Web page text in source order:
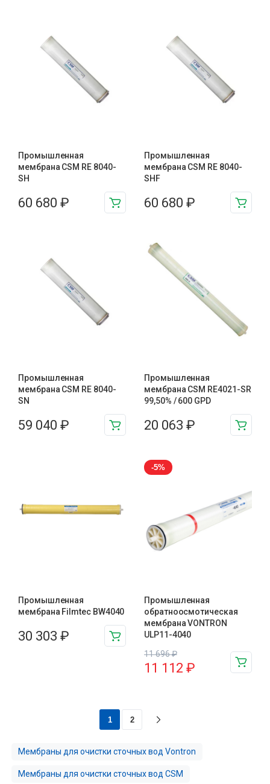
Промышленная
мембрана CSM RE 8040-
SH
60 680 ₽
Промышленная
мембрана CSM RE 8040-
SHF
60 680 ₽
Промышленная
мембрана CSM RE 8040-
SN
59 040 ₽
Промышленная
мембрана CSM RE4021-SR
99,50% / 600 GPD
20 063 ₽
Промышленная
мембрана Filmtec BW4040
30 303 ₽
-5%
Промышленная
обратноосмотическая
мембрана VONTRON
ULP11-4040
11 696₽
11 112 ₽
1 2
Мембраны для очистки сточных вод Vontron
Мембраны для очистки сточных вод CSM